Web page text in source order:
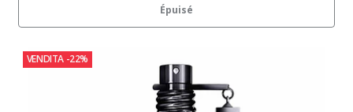
Épuisé
VENDITA -22%